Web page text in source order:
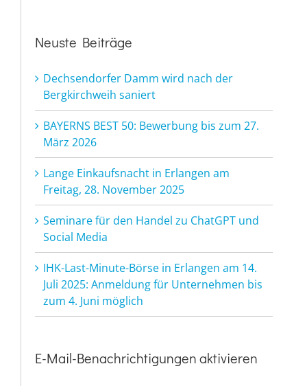
Neuste Beiträge
Dechsendorfer Damm wird nach der
Bergkirchweih saniert
BAYERNS BEST 50: Bewerbung bis zum 27.
März 2026
Lange Einkaufsnacht in Erlangen am
Freitag, 28. November 2025
Seminare für den Handel zu ChatGPT und
Social Media
IHK-Last-Minute-Börse in Erlangen am 14.
Juli 2025: Anmeldung für Unternehmen bis
zum 4. Juni möglich
E-Mail-Benachrichtigungen aktivieren